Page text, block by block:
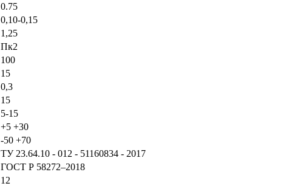
0.75
0,10-0,15
1,25
Пк2
100
15
0,3
15
5-15
+5 +30
-50 +70
ТУ 23.64.10 - 012 - 51160834 - 2017
ГОСТ Р 58272–2018
12